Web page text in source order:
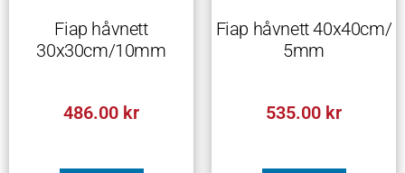
Fiap håvnett
30x30cm/10mm
486.00 kr
Fiap håvnett 40x40cm/
5mm
535.00 kr